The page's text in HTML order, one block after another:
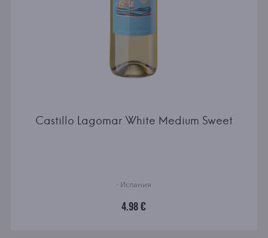
Castillo Lagomar White Medium Sweet
· Испания
4.98 €